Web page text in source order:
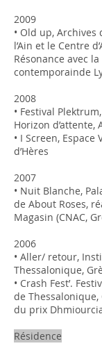
2009
• Old up,
l’Ain et le Centre
Résonance avec
contemporainde
2008
• Festival
Horizon d’attente,
• I Screen,
d’Hères
2007
• Nuit Blanche,
de About Roses,
Magasin (CNAC,
2006
• Aller/ retour,
Thessalonique,
• Crash Fest’.
de Thessalonique,
du prix
Résidence